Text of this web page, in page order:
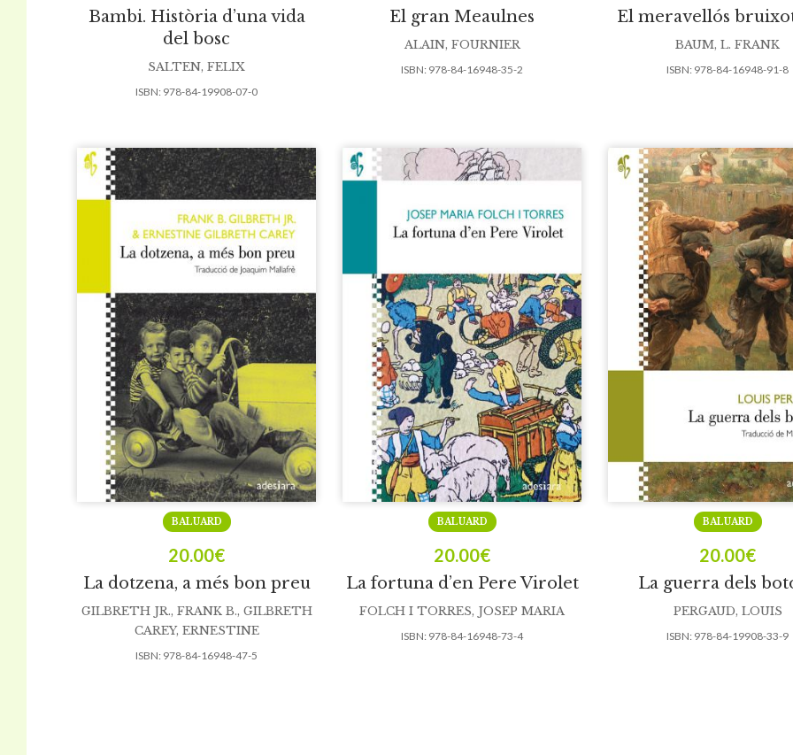
Bambi. Història d’una vida
del bosc
SALTEN, FELIX
ISBN: 978-84-19908-07-0
El gran Meaulnes
ALAIN, FOURNIER
ISBN: 978-84-16948-35-2
El meravellós
BAUM, L. FRANK
ISBN: 978-84-16948-91-8
La dotzena, a més bon preu
BALUARD
20.00€
GILBRETH JR., FRANK B., GILBRETH
CAREY, ERNESTINE
ISBN: 978-84-16948-47-5
La fortuna d’en Pere Virolet
BALUARD
20.00€
FOLCH I TORRES, JOSEP MARIA
ISBN: 978-84-16948-73-4
La guerra dels
BALUARD
20.00€
PERGAUD, LOUIS
ISBN: 978-84-19908-33-9